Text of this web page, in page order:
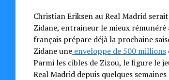
Christian Eriksen au Real Madrid
Zidane, entraineur le mieux rémunéré
français prépare déjà la prochaine
Zidane uneenveloppe de 500 millions
Parmi les cibles de Zizou, le figure le
Real Madrid depuis quelques